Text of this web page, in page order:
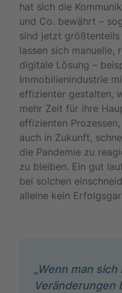
hat sich die
und Co. bewährt –
sind jetzt größtenteils
lassen sich manuelle,
digitale Lösung –
Immobilienindustrie
effizienter gestalten,
mehr Zeit für ihre
effizienten
auch in Zukunft,
die Pandemie zu
zu bleiben. Ein gut
bei solchen
alleine kein
„Wenn man
Veränderungen